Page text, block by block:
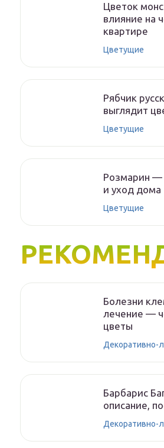
Цветок
влияние на
квартире
Цветущие
Рябчик
выглядит
Цветущие
Розмарин —
и уход дома
Цветущие
Болезни
лечение —
цветы
Декоративно-
Барбарис
описание,
Декоративно-